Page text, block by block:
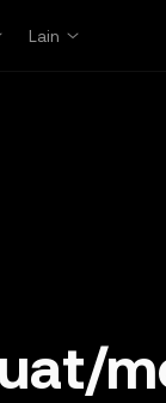
Lain